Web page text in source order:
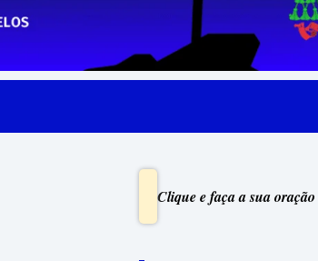
Clique e faça a sua oração